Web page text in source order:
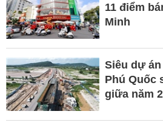
11 điểm
Minh
Siêu dự án
Phú Quốc
giữa năm